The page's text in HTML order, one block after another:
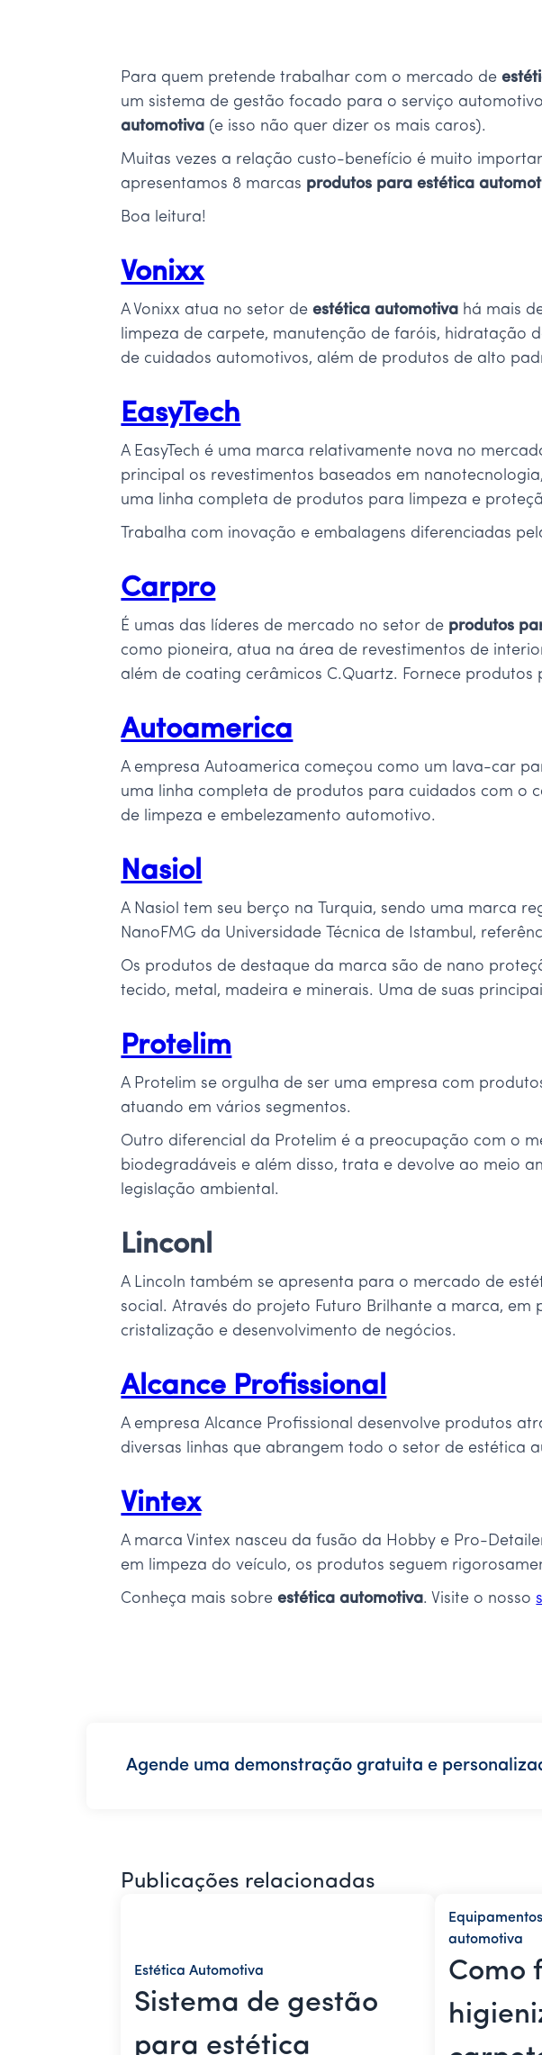
Para quem pretende trabalhar com o mercado de
um sistema de gestão focado para o serviço
automotiva (e isso não quer dizer os mais caros).
Muitas vezes a relação custo-benefício é muito
apresentamos 8 marcas produtos para estética
Boa leitura!
Vonixx
A Vonixx atua no setor deestética automotiva há mais
limpeza de carpete, manutenção de faróis, hidratação
de cuidados automotivos, além de produtos de alto
EasyTech
A EasyTech é uma marca relativamente nova no
principal os revestimentos baseados em
uma linha completa de produtos para limpeza e
Trabalha com inovação e embalagens diferenciadas
Carpro
É umas das líderes de mercado no setor de produtos
como pioneira, atua na área de revestimentos de
além de coating cerâmicos C.Quartz. Fornece
Autoamerica
A empresa Autoamerica começou como um lava-car
uma linha completa de produtos para cuidados com o
de limpeza e embelezamento automotivo.
Nasiol
A Nasiol tem seu berço na Turquia, sendo uma marca
NanoFMG da Universidade Técnica de Istambul,
Os produtos de destaque da marca são de nano
tecido, metal, madeira e minerais. Uma de suas
Protelim
A Protelim se orgulha de ser uma empresa com
atuando em vários segmentos.
Outro diferencial da Protelim é a preocupação com o
biodegradáveis e além disso, trata e devolve ao meio
legislação ambiental.
Linconl
A Lincoln também se apresenta para o mercado de
social. Através do projeto Futuro Brilhante a marca,
cristalização e desenvolvimento de negócios.
Alcance Profissional
A empresa Alcance Profissional desenvolve produtos
diversas linhas que abrangem todo o setor de estética
Vintex
A marca Vintex nasceu da fusão da Hobby e Pro-
em limpeza do veículo, os produtos seguem
Conheça mais sobreestética automotiva. Visite o nosso
Agende uma demonstração gratuita e
Publicações relacionadas
Estética Automotiva
Sistema de gestão
para estética
automotiva
Como